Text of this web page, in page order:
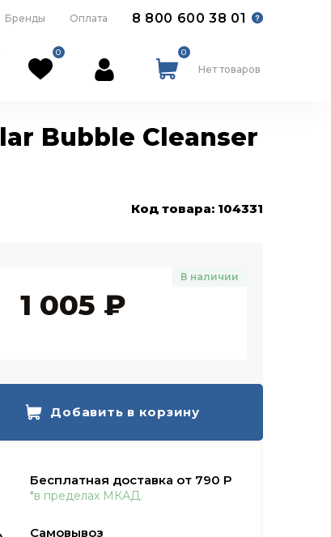
Бренды Оплата 8 800 600 38 01
0 0
Нет товаров
Bubble Cleanser
Код товара: 104331
В наличии
1 005 ₽
Добавить в корзину
Бесплатная доставка от 790 Р
*в пределах МКАД.
Самовывоз